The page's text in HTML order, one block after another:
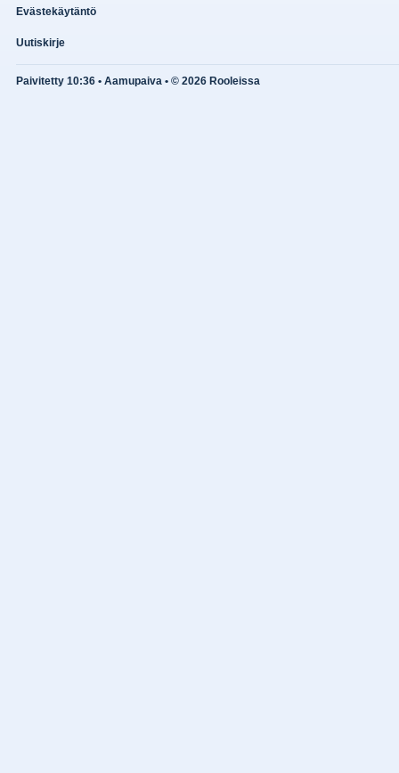
Evästekäytäntö
Uutiskirje
Paivitetty 10:36 • Aamupaiva • © 2026 Rooleissa